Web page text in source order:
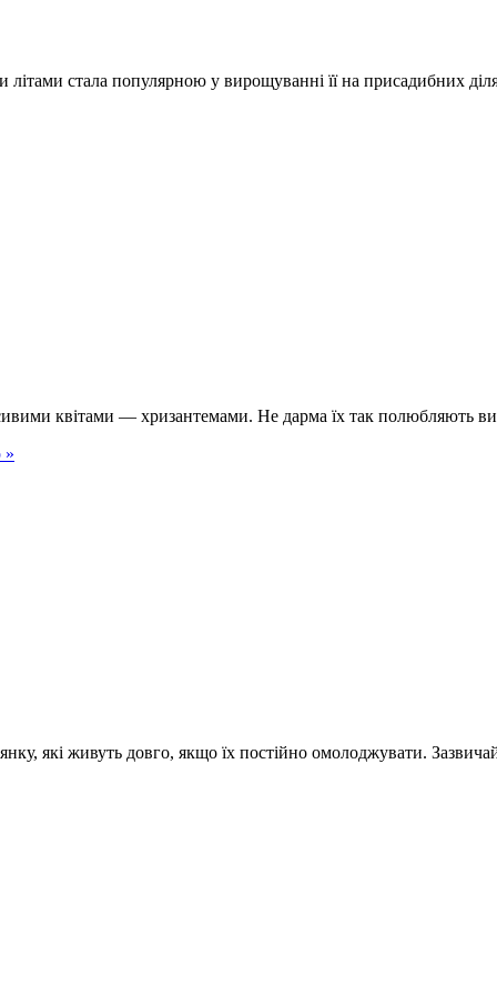
стала популярною у вирощуванні її на присадибних
квітами — хризантемами. Не дарма їх так полюбляють
»
які живуть довго, якщо їх постійно омолоджувати. Зазвичай